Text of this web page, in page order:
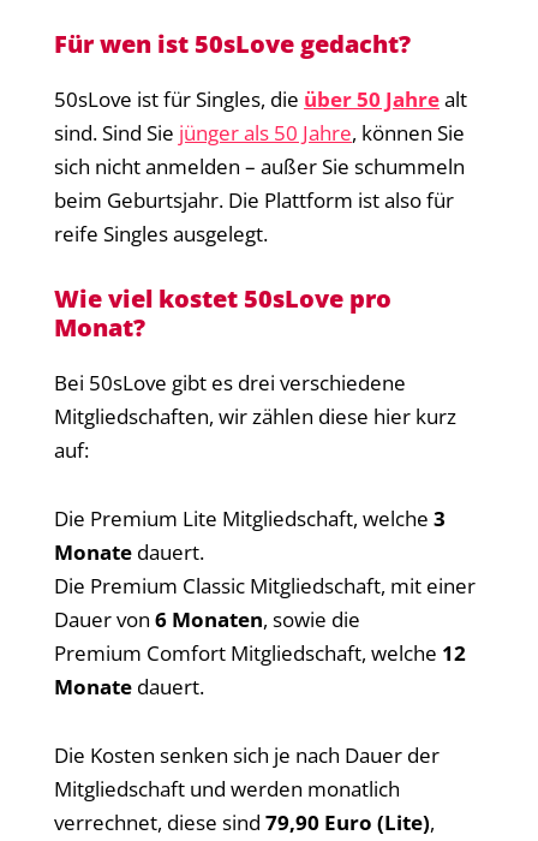
Für wen ist 50sLove gedacht?
50sLove ist für Singles, die über 50 Jahrealt
sind. Sind Sie jünger als 50 Jahre, können Sie
sich nicht anmelden – außer Sie schummeln
beim Geburtsjahr. Die Plattform ist also für
reife Singles ausgelegt.
Wie viel kostet 50sLove pro
Monat?
Bei 50sLove gibt es drei verschiedene
Mitgliedschaften, wir zählen diese hier kurz
auf:
Die Premium Lite Mitgliedschaft, welche 3
Monate dauert.
Die Premium Classic Mitgliedschaft, mit einer
Dauer von 6 Monaten, sowie die
Premium Comfort Mitgliedschaft, welche 12
Monate dauert.
Die Kosten senken sich je nach Dauer der
Mitgliedschaft und werden monatlich
verrechnet, diese sind 79,90 Euro (Lite),